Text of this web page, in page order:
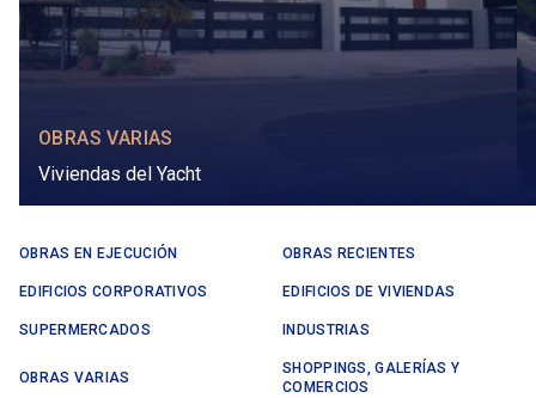
OBRAS VARIAS
Viviendas del Yacht
OBRAS EN EJECUCIÓN OBRAS RECIENTES
EDIFICIOS CORPORATIVOS EDIFICIOS DE VIVIENDAS
SUPERMERCADOS INDUSTRIAS
OBRAS VARIAS
SHOPPINGS, GALERÍAS Y
COMERCIOS